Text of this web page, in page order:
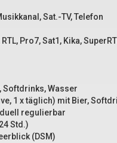
Sat.-TV, Telefon
Pro7, Sat1, Kika,
Softdrinks, Wasser
1 x täglich) mit Bier,
regulierbar
Std.)
(DSM)